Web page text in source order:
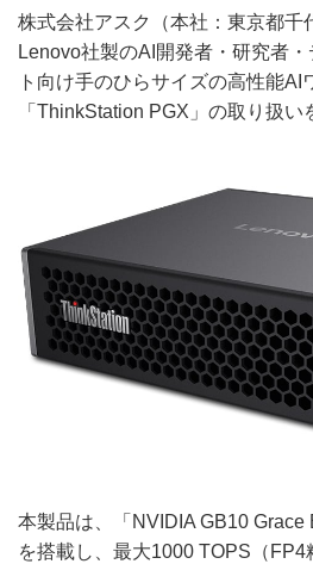
株式会社アスク（本社：東京都千
Lenovo社製のAI開発者・研究者
ト向け手のひらサイズの高性能AI
「ThinkStation PGX」の取り扱い
本製品は、「NVIDIA GB10 Grace
を搭載し、最大1000 TOPS（